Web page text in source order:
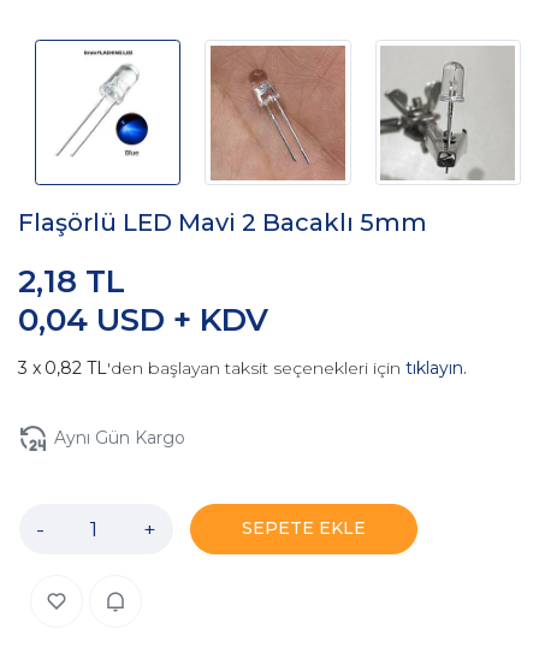
Flaşörlü LED Mavi 2 Bacaklı 5mm
0,04 USD + KDV
2,18 TL
0,82 TL'den başlayan taksit seçenekleri için tıklayın.
Aynı Gün Kargo
- + SEPETE EKLE